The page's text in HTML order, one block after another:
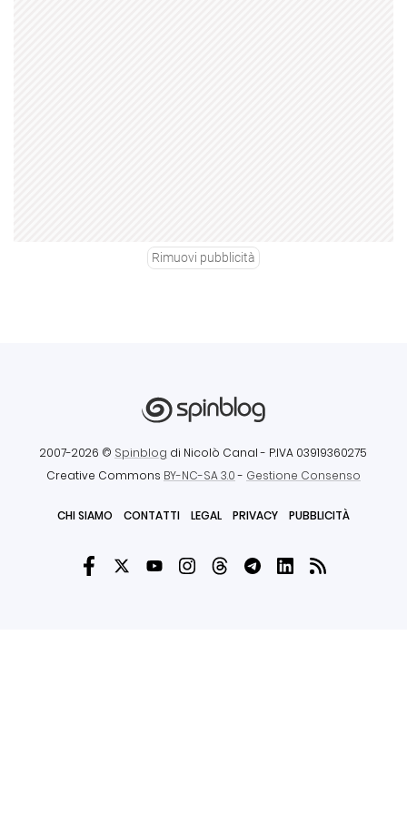
Rimuovi pubblicità
2007-2026 © Spinblog di Nicolò Canal - P.IVA 03919360275
Creative Commons BY-NC-SA 3.0- Gestione Consenso
CHI SIAMO CONTATTI LEGAL PRIVACY PUBBLICITÀ